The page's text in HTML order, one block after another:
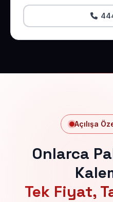
Açılışa
Onlarca
Tek Fiyat,